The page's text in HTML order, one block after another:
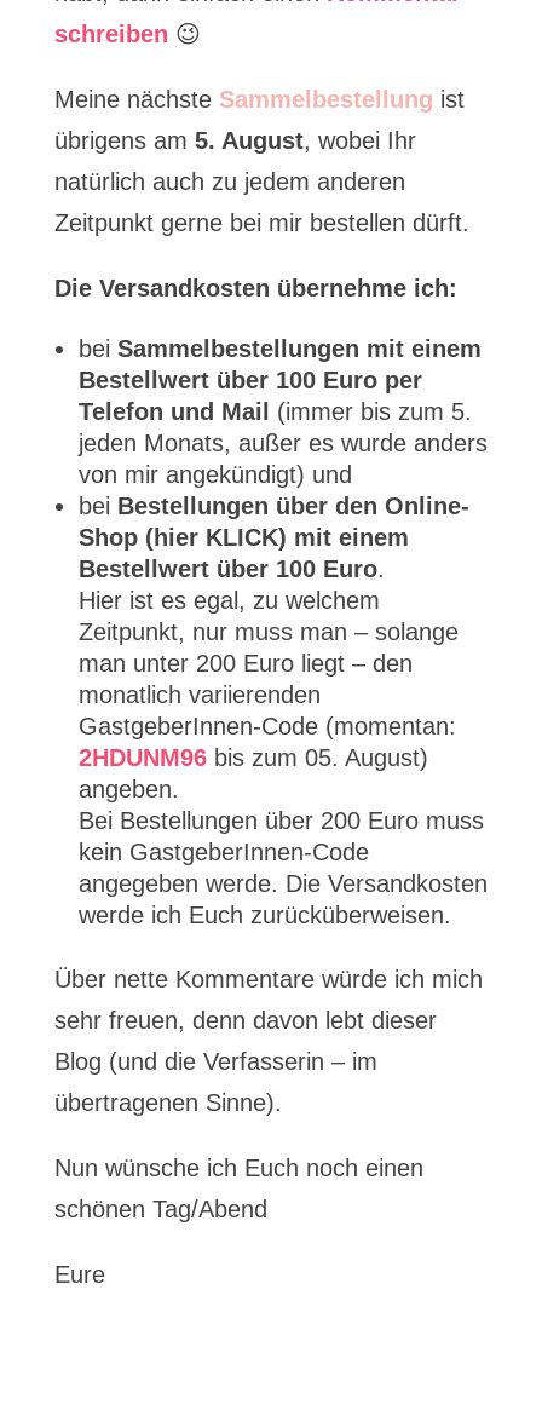
schreiben 😉
Meine nächste Sammelbestellung ist
übrigens am 5. August, wobei Ihr
natürlich auch zu jedem anderen
Zeitpunkt gerne bei mir bestellen dürft.
Die Versandkosten übernehme ich:
bei Sammelbestellungen mit einem
Bestellwert über 100 Euro per
Telefon und Mail
(immer bis zum 5.
jeden Monats, außer es wurde anders
von mir angekündigt) und
bei Bestellungen über den Online-
Shop (hier KLICK) mit einem
Bestellwert über 100 Euro.
Hier ist es egal, zu welchem
Zeitpunkt, nur muss man – solange
man unter 200 Euro liegt – den
monatlich variierenden
GastgeberInnen-Code (momentan:
2HDUNM96bis zum 05. August)
angeben.
Bei Bestellungen über 200 Euro muss
kein GastgeberInnen-Code
angegeben werde. Die Versandkosten
werde ich Euch zurücküberweisen.
Über nette Kommentare würde ich mich
sehr freuen, denn davon lebt dieser
Blog (und die Verfasserin – im
übertragenen Sinne).
Nun wünsche ich Euch noch einen
schönen Tag/Abend
Eure